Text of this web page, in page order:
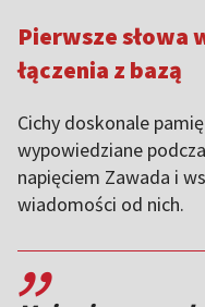
Pierwsze słowa
łączenia z bazą
Cichy doskonale
wypowiedziane
napięciem Zawada i
wiadomości od nich.
,,